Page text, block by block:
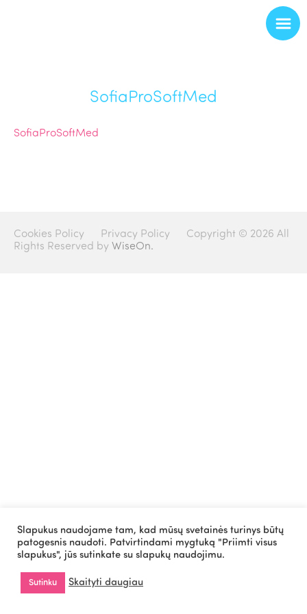
SofiaProSoftMed
SofiaProSoftMed
Cookies Policy Privacy Policy
Copyright © 2026 All
Rights Reserved by WiseOn.
Slapukus naudojame tam, kad mūsų svetainės turinys būtų
patogesnis naudoti. Patvirtindami mygtuką "Priimti visus
slapukus", jūs sutinkate su slapukų naudojimu.
Sutinku Skaityti daugiau